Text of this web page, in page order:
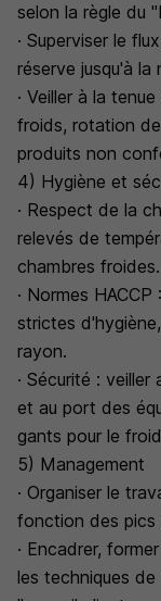
selon la règle du
· Superviser le
réserve jusqu'à la
· Veiller à la
froids, rotation
produits non
4) Hygiène et
· Respect de la
relevés de
chambres froides.
· Normes
strictes
rayon.
· Sécurité :
et au port des
gants pour le
5) Management
· Organiser le
fonction des pics
· Encadrer,
les techniques